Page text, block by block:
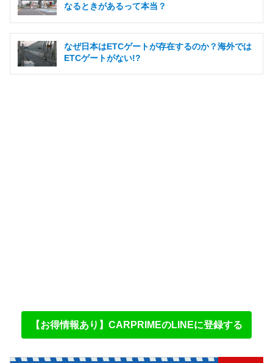
なるときがあるって本当？
なぜ日本はETCゲートが存在するのか？海外では
ETCゲートがない!?
【お得情報あり】CARPRIMEのLINEに登録する